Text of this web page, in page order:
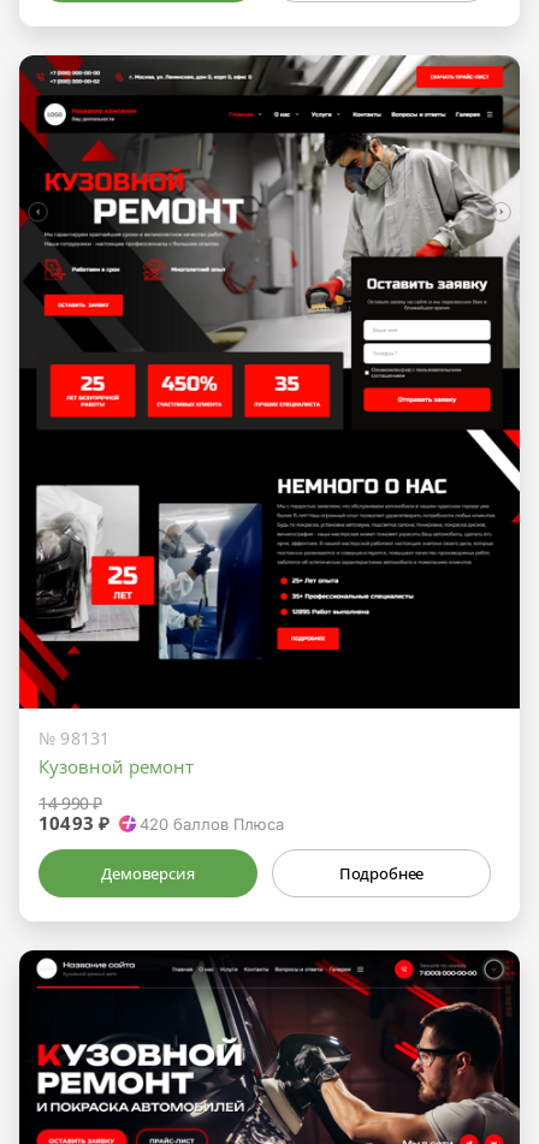
№ 98131
Кузовной ремонт
14 990 ₽
10493 ₽ 420 баллов Плюса
Демоверсия Подробнее